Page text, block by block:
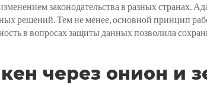
законодательства в разных странах.
решений. Тем не менее, основной принцип
в вопросах защиты данных позволила
через онион и